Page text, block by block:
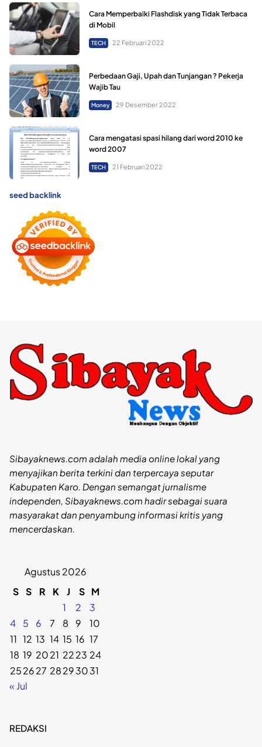
Cara Memperbaiki Flashdisk yang Tidak Terbaca
di Mobil
TECH 22 Februari 2022
Perbedaan Gaji, Upah dan Tunjangan ? Pekerja
Wajib Tau
Money 29 Desember 2022
Cara mengatasi spasi hilang dari word 2010 ke
word 2007
TECH 21 Februari 2022
seed backlink
Sibayaknews.com adalah media online lokal yang
menyajikan berita terkini dan terpercaya seputar
Kabupaten Karo. Dengan semangat jurnalisme
independen, Sibayaknews.com hadir sebagai suara
masyarakat dan penyambung informasi kritis yang
mencerdaskan.
Agustus 2026
S S R K J S M
1
2
3
4
5 6 7 8 9
10
11 12 13 14 15 16 17
18 19 2021 2223 24
252627 28293031
« Jul
REDAKSI